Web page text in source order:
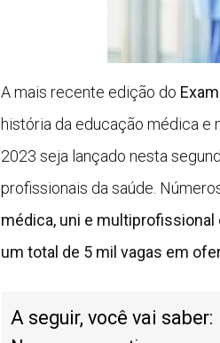
A mais recente edição do
história da educação médica e
2023 seja lançado nesta
profissionais da saúde.
médica, uni e multiprofissional
um total de 5 mil vagas em
A seguir, você vai saber: